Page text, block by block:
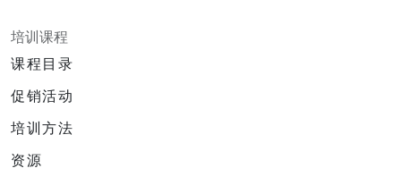
培训课程
课程目录
促销活动
培训方法
资源